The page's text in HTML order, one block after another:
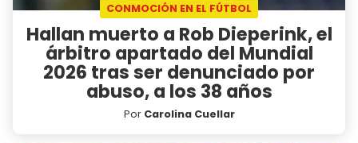
CONMOCIÓN EN EL FÚTBOL
Hallan muerto a Rob Dieperink, el
árbitro apartado del Mundial
2026 tras ser denunciado por
abuso, a los 38 años
Por Carolina Cuellar